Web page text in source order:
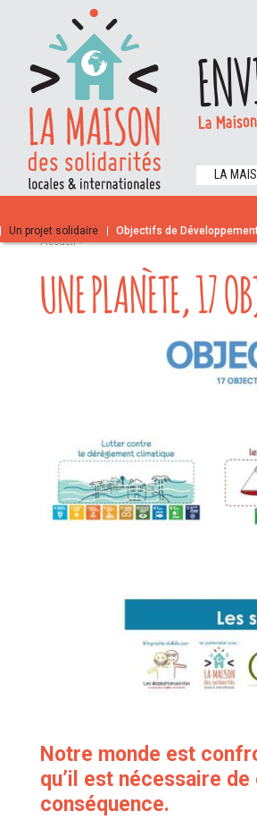
La
LA
Un projet solidaire
Objectifs de
INFOS
Accueil>
UNE PLANÈTE, 17
Notre monde est
qu’il est nécessaire
conséquence.